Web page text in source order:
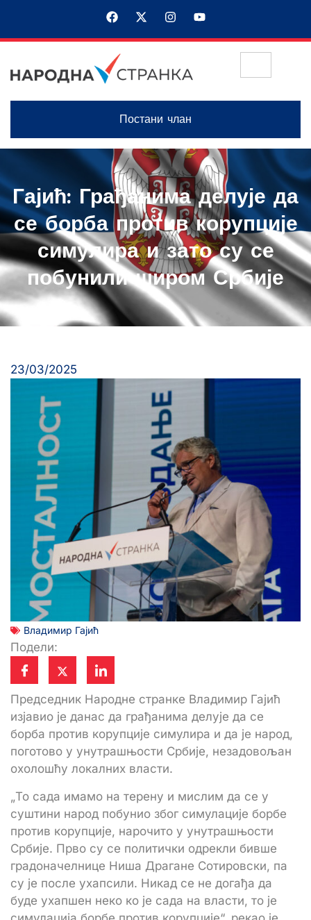
Постани члан
Гајић: Грађанима делује да
се борба против корупције
симулира и зато су се
побунили широм Србије
23/03/2025
Владимир Гајић
Подели:
Председник Народне странке Владимир Гајић
изјавио је данас да грађанима делује да се
борба против корупције симулира и да је народ,
поготово у унутрашњости Србије, незадовољан
охолошћу локалних власти.
„То сада имамо на терену и мислим да се у
суштини народ побунио због симулације борбе
против корупције, нарочито у унутрашњости
Србије. Прво су се политички одрекли бивше
градоначелнице Ниша Драгане Сотировски, па
су је после ухапсили. Никад се не догађа да
буде ухапшен неко ко је сада на власти, то је